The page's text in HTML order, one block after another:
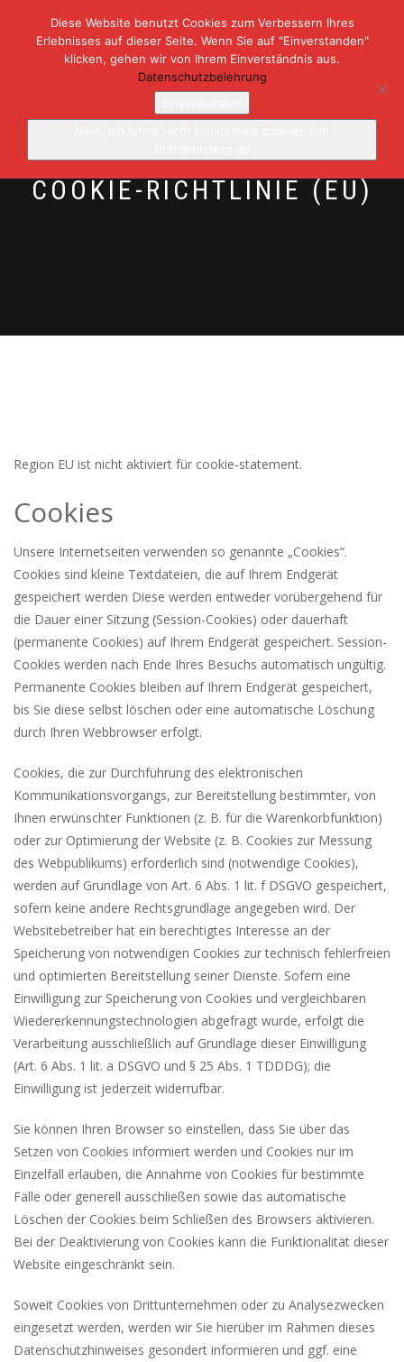
NAVIGATION
UMSCHALTEN
COOKIE-RICHTLINIE (EU)
Region EU ist nicht aktiviert für cookie-statement.
Cookies
Unsere Internetseiten verwenden so genannte „Cookies“.
Cookies sind kleine Textdateien, die auf Ihrem Endgerät
gespeichert werden Diese werden entweder vorübergehend für
die Dauer einer Sitzung (Session-Cookies) oder dauerhaft
(permanente Cookies) auf Ihrem Endgerät gespeichert. Session-
Cookies werden nach Ende Ihres Besuchs automatisch ungültig.
Permanente Cookies bleiben auf Ihrem Endgerät gespeichert,
bis Sie diese selbst löschen oder eine automatische Löschung
durch Ihren Webbrowser erfolgt.
Cookies, die zur Durchführung des elektronischen
Kommunikationsvorgangs, zur Bereitstellung bestimmter, von
Ihnen erwünschter Funktionen (z. B. für die Warenkorbfunktion)
oder zur Optimierung der Website (z. B. Cookies zur Messung
des Webpublikums) erforderlich sind (notwendige Cookies),
werden auf Grundlage von Art. 6 Abs. 1 lit. f DSGVO gespeichert,
sofern keine andere Rechtsgrundlage angegeben wird. Der
Websitebetreiber hat ein berechtigtes Interesse an der
Speicherung von notwendigen Cookies zur technisch fehlerfreien
und optimierten Bereitstellung seiner Dienste. Sofern eine
Einwilligung zur Speicherung von Cookies und vergleichbaren
Wiedererkennungstechnologien abgefragt wurde, erfolgt die
Verarbeitung ausschließlich auf Grundlage dieser Einwilligung
(Art. 6 Abs. 1 lit. a DSGVO und § 25 Abs. 1 TDDDG); die
Einwilligung ist jederzeit widerrufbar.
Sie können Ihren Browser so einstellen, dass Sie über das
Setzen von Cookies informiert werden und Cookies nur im
Einzelfall erlauben, die Annahme von Cookies für bestimmte
Fälle oder generell ausschließen sowie das automatische
Löschen der Cookies beim Schließen des Browsers aktivieren.
Bei der Deaktivierung von Cookies kann die Funktionalität dieser
Website eingeschränkt sein.
Soweit Cookies von Drittunternehmen oder zu Analysezwecken
eingesetzt werden, werden wir Sie hierüber im Rahmen dieses
Datenschutzhinweises gesondert informieren und ggf. eine
Diese Website benutzt Cookies zum Verbessern Ihres
Erlebnisses auf dieser Seite. Wenn Sie auf "Einverstanden"
klicken, gehen wir von Ihrem Einverständnis aus.
Datenschutzbelehrung